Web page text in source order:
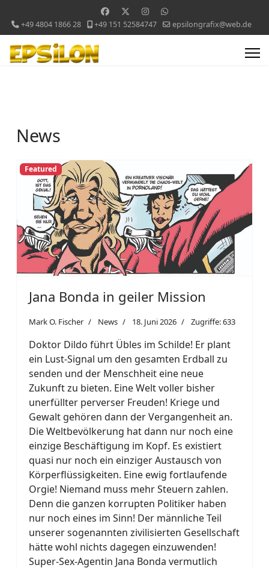
+49 4804 1866 28 +49 151 52584747 epsilongrafix@web.de
News
Featured
Jana Bonda in geiler Mission
Mark O. Fischer News 18. Juni 2026 Zugriffe: 633
Doktor Dildo führt Übles im Schilde! Er plant
ein Lust-Signal um den gesamten Erdball zu
senden und der Menschheit eine neue
Zukunft zu bieten. Eine Welt voller bisher
unerfüllter perverser Freuden! Kriege und
Gewalt gehören dann der Vergangenheit an.
Die Weltbevölkerung hat dann nur noch eine
einzige Beschäftigung im Kopf. Es existiert
quasi nur noch ein einziger Austausch von
Körperflüssigkeiten. Eine ewig fortlaufende
Orgie! Niemand muss mehr Steuern zahlen.
Denn die ganzen korrupten Politiker haben
nur noch eines im Sinn! Der männliche Teil
unserer sogenannten zivilisierten Gesellschaft
hätte wohl nichts dagegen einzuwenden!
Super-Sex-Agentin Jana Bonda vermutlich